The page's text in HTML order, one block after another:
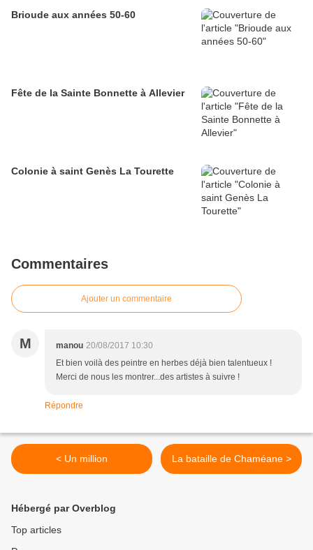
Brioude aux années 50-60
Fête de la Sainte Bonnette à Allevier
Colonie à saint Genès La Tourette
Commentaires
Ajouter un commentaire
M manou 20/08/2017 10:30
Et bien voilà des peintre en herbes déjà bien talentueux !
Merci de nous les montrer...des artistes à suivre !
Répondre
< Un million La bataille de Chaméane >
Hébergé par Overblog
Top articles